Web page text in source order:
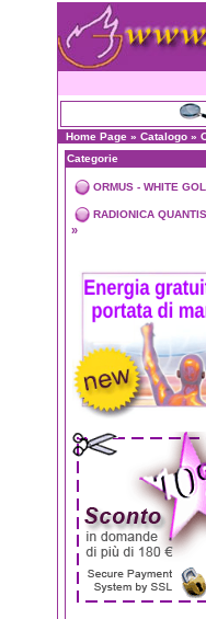
Home Page » Catalogo »
Categorie
ORMUS - WHITE
RADIONICA
»